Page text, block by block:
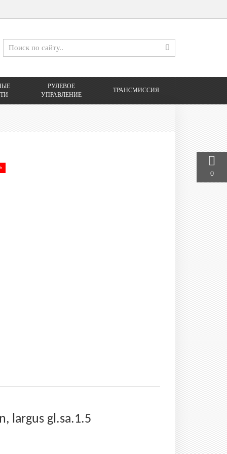
РУЛЕВОЕ
УПРАВЛЕНИЕ
ТРАНСМИССИЯ
largus gl.sa.1.5
0